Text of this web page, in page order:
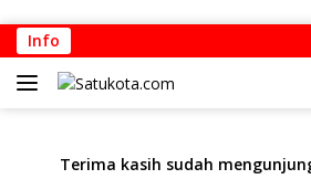
Langsung
ke
konten
Info
Terima kasih sudah